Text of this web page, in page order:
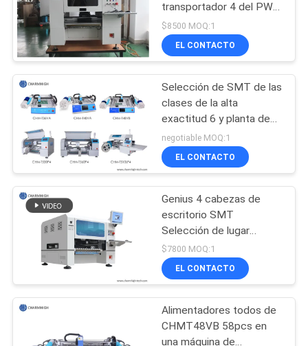
VISITA
LA
FÁBRICA
CONTROL
CALIDAD
CONTACTA
NOSOTROS
transportador 4 del PWB
y máquina de escritorio
CHM-650, cambio auto
del lugar de la boca
$8500 MOQ:1
EL CONTACTO
Selección de SMT de las
clases de la alta
exactitud 6 y planta de
fabricación de escritorio
del PWB de Charmhigh
de la máquina del lugar
negotiable MOQ:1
EL CONTACTO
Genius 4 cabezas de
escritorio SMT
Selección de lugar
máquina con 50
alimentadores CHM-551
$7800 MOQ:1
EL CONTACTO
Alimentadores todos de
CHMT48VB 58pcs en
una máquina de